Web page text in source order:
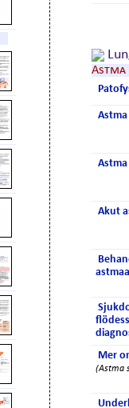
Astma
Astma
Astma
Akut
Mer
(Astma